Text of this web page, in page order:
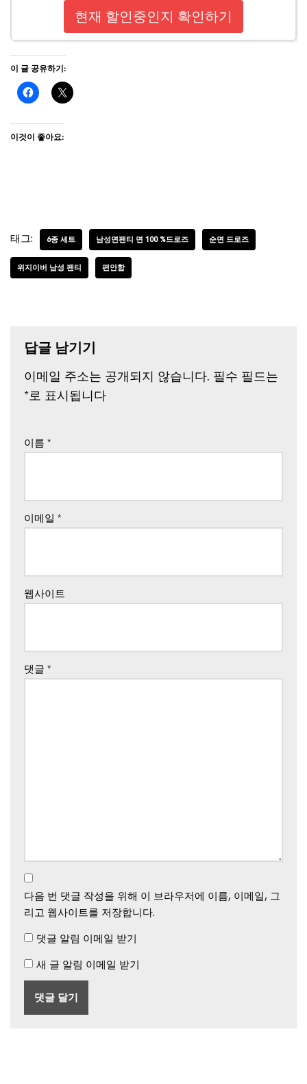
현재 할인중인지 확인하기
이 글 공유하기:
이것이 좋아요:
태그: 6종 세트 남성면팬티 면 100 %드로즈 순면 드로즈
위지이버 남성 팬티 편안함
답글 남기기
이메일 주소는 공개되지 않습니다. 필수 필드는
*로 표시됩니다
이름 *
이메일 *
웹사이트
댓글 *
다음 번 댓글 작성을 위해 이 브라우저에 이름, 이메일, 그
리고 웹사이트를 저장합니다.
댓글 알림 이메일 받기
새 글 알림 이메일 받기